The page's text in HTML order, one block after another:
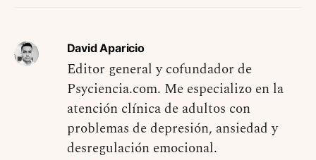
David Aparicio
Editor general y cofundador de
Psyciencia.com. Me especializo en la
atención clínica de adultos con
problemas de depresión, ansiedad y
desregulación emocional.